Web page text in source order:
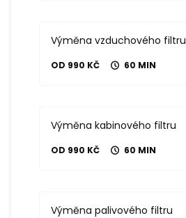
Výměna vzduchového filtru
OD 990 KČ 60 MIN
Výměna kabinového filtru
OD 990 KČ 60 MIN
Výměna palivového filtru